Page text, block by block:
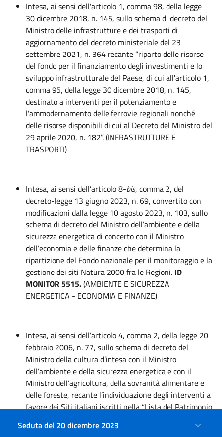
Intesa, ai sensi dell'articolo 1, comma 98, della legge
30 dicembre 2018, n. 145, sullo schema di decreto del
Ministro delle infrastrutture e dei trasporti di
aggiornamento del decreto ministeriale del 23
settembre 2021, n. 364 recante “riparto delle risorse
del fondo per il finanziamento degli investimenti e lo
sviluppo infrastrutturale del Paese, di cui all'articolo 1,
comma 95, della legge 30 dicembre 2018, n. 145,
destinato a interventi per il potenziamento e
l'ammodernamento delle ferrovie regionali nonché
delle risorse disponibili di cui al Decreto del Ministro del
29 aprile 2020, n. 182”. (INFRASTRUTTURE E
TRASPORTI)
Intesa, ai sensi dell’articolo 8-bis, comma 2, del
decreto-legge 13 giugno 2023, n. 69, convertito con
modificazioni dalla legge 10 agosto 2023, n. 103, sullo
schema di decreto del Ministro dell’ambiente e della
sicurezza energetica di concerto con il Ministro
dell’economia e delle finanze che determina la
ripartizione del Fondo nazionale per il monitoraggio e la
gestione dei siti Natura 2000 fra le Regioni. ID
MONITOR 5515.(AMBIENTE E SICUREZZA
ENERGETICA - ECONOMIA E FINANZE)
Intesa, ai sensi dell’articolo 4, comma 2, della legge 20
febbraio 2006, n. 77, sullo schema di decreto del
Ministro della cultura d’intesa con il Ministro
dell’ambiente e della sicurezza energetica e con il
Ministro dell’agricoltura, della sovranità alimentare e
delle foreste, recante l’individuazione degli interventi a
favore dei Siti italiani iscritti nella “Lista del Patrimonio
SICUREZZA ENERGETICA - AGRICOLTURA, SOVRANITA’
Seduta del 20 dicembre 2023